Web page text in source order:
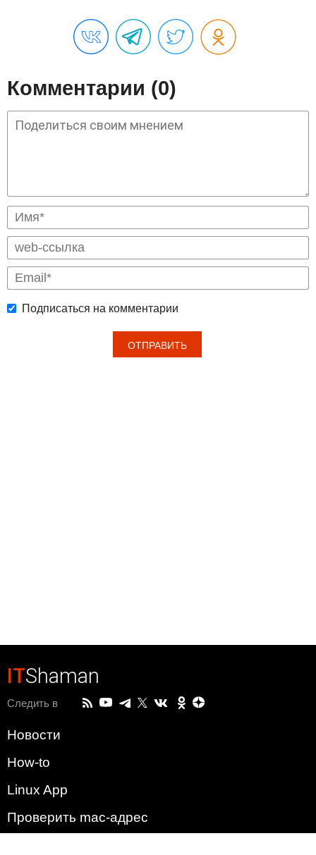
Комментарии (0)
Подписаться на комментарии
ITShaman
Следить в
Новости
How-to
Linux App
Проверить mac-адрес